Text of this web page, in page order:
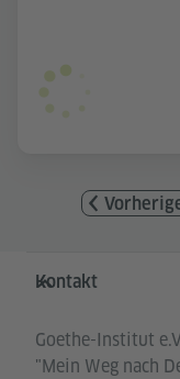
Service- und
Kontakt
Goethe-Institut
"Mein Weg nach